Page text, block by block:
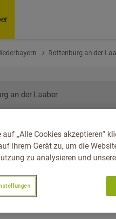
Rottenburg an der
Reg.-Bez.
An Der
auf „Alle Cookies akzeptieren“
Ihrem Gerät zu, um die
zu analysieren und